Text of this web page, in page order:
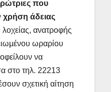
που
χρήση άδειας
ανατροφής
ωραρίου
να
στο τηλ. 22213
σχετική αίτηση